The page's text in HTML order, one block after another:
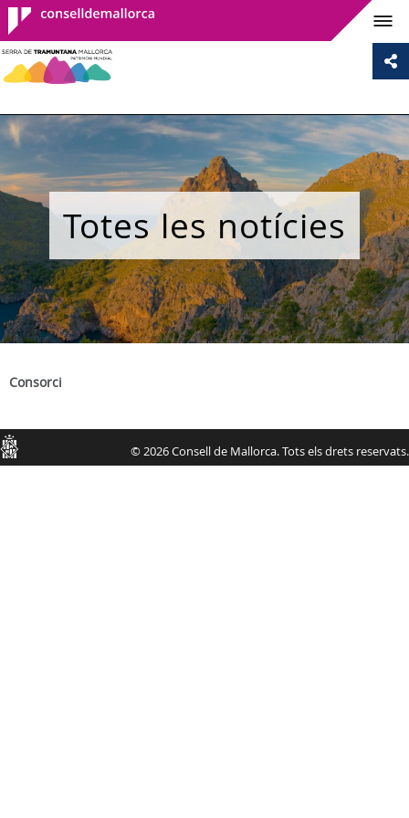
Consell de
Mallorca
Totes les notícies
Consorci
Consell
© 2026 Consell de Mallorca. Tots els drets reservats.